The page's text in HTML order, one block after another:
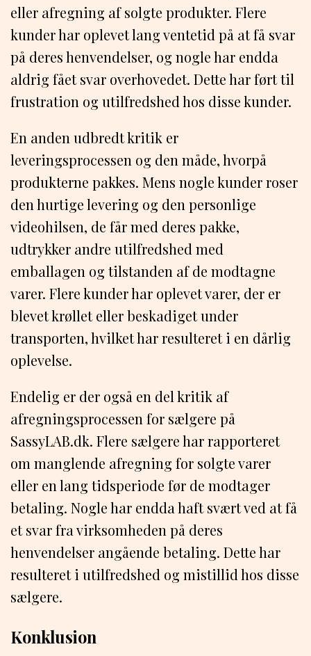
eller afregning af solgte produkter. Flere
kunder har oplevet lang ventetid på at få svar
på deres henvendelser, og nogle har endda
aldrig fået svar overhovedet. Dette har ført til
frustration og utilfredshed hos disse kunder.
En anden udbredt kritik er
leveringsprocessen og den måde, hvorpå
produkterne pakkes. Mens nogle kunder roser
den hurtige levering og den personlige
videohilsen, de får med deres pakke,
udtrykker andre utilfredshed med
emballagen og tilstanden af de modtagne
varer. Flere kunder har oplevet varer, der er
blevet krøllet eller beskadiget under
transporten, hvilket har resulteret i en dårlig
oplevelse.
Endelig er der også en del kritik af
afregningsprocessen for sælgere på
SassyLAB.dk. Flere sælgere har rapporteret
om manglende afregning for solgte varer
eller en lang tidsperiode før de modtager
betaling. Nogle har endda haft svært ved at få
et svar fra virksomheden på deres
henvendelser angående betaling. Dette har
resulteret i utilfredshed og mistillid hos disse
sælgere.
Konklusion